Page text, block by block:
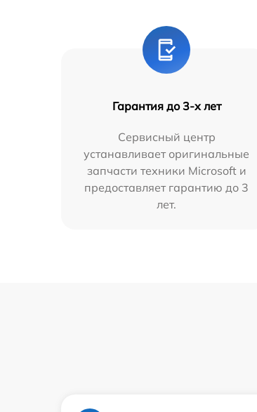
Гарантия до 3-х лет
Сервисный центр
устанавливает оригинальные
запчасти техники Microsoft и
предоставляет гарантию до 3
лет.